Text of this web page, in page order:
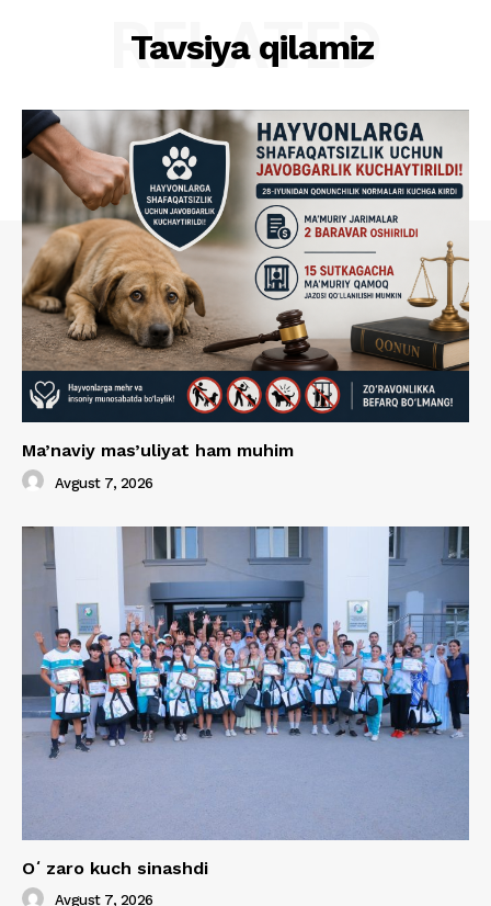
Tavsiya qilamiz
RELATED
Ma’naviy mas’uliyat ham muhim
Avgust 7, 2026
Oʻzaro kuch sinashdi
Avgust 7, 2026